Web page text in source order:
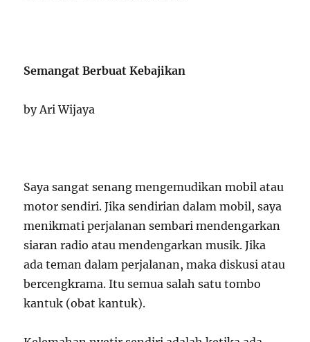
Semangat Berbuat Kebajikan
by Ari Wijaya
Saya sangat senang mengemudikan mobil atau
motor sendiri. Jika sendirian dalam mobil, saya
menikmati perjalanan sembari mendengarkan
siaran radio atau mendengarkan musik. Jika
ada teman dalam perjalanan, maka diskusi atau
bercengkrama. Itu semua salah satu tombo
kantuk (obat kantuk).